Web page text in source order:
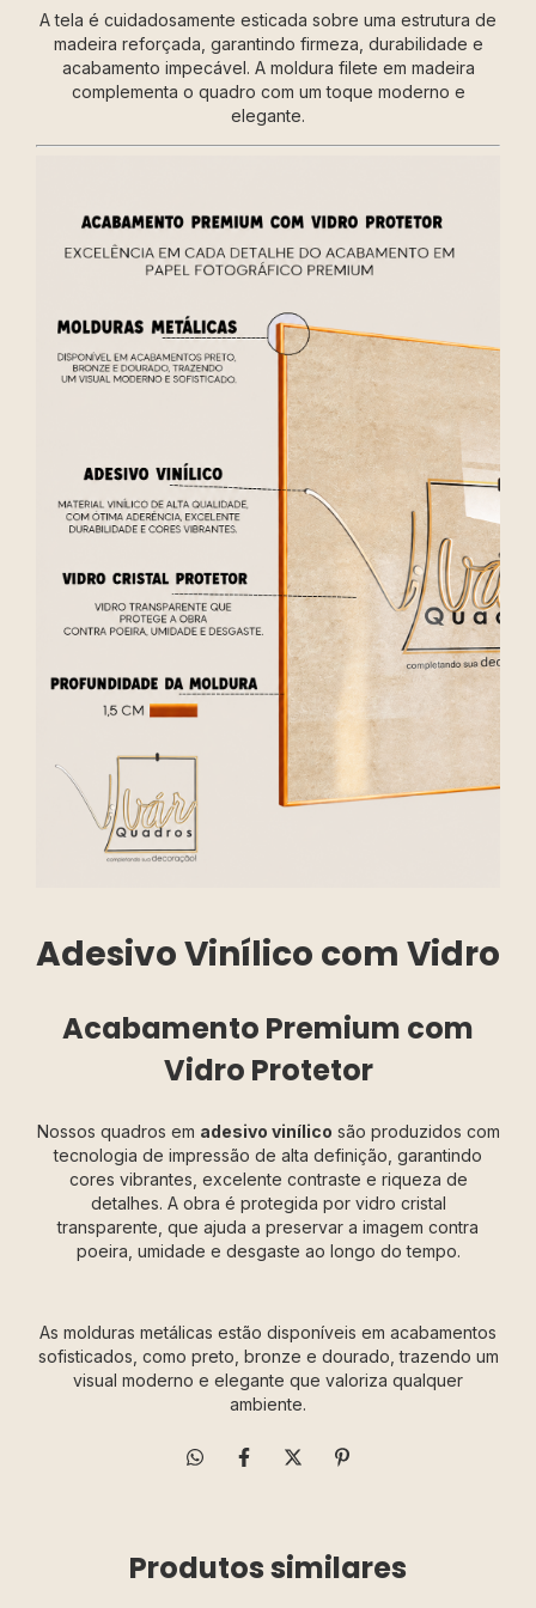
A tela é cuidadosamente esticada sobre uma estrutura de
madeira reforçada, garantindo firmeza, durabilidade e
acabamento impecável. A moldura filete em madeira
complementa o quadro com um toque moderno e
elegante.
Adesivo Vinílico com Vidro
Acabamento Premium com
Vidro Protetor
Nossos quadros em adesivo vinílico são produzidos com
tecnologia de impressão de alta definição, garantindo
cores vibrantes, excelente contraste e riqueza de
detalhes. A obra é protegida por vidro cristal
transparente, que ajuda a preservar a imagem contra
poeira, umidade e desgaste ao longo do tempo.
As molduras metálicas estão disponíveis em acabamentos
sofisticados, como preto, bronze e dourado, trazendo um
visual moderno e elegante que valoriza qualquer
ambiente.
Produtos similares